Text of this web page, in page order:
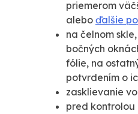
priemerom
alebo ďalšie
na čelnom
bočných
fólie, na
potvrdením o
zasklievanie
pred